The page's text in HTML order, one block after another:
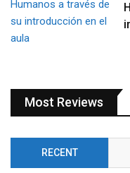
Most Reviews
RECENT